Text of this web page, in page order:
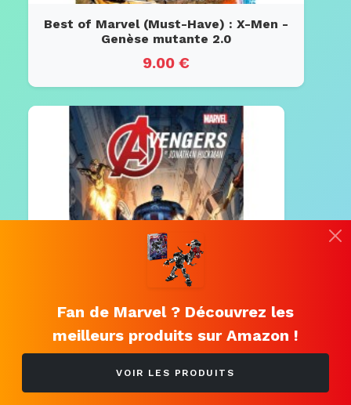
Best of Marvel (Must-Have) : X-Men -
Genèse mutante 2.0
9.00 €
Fan de Marvel ? Découvrez les
meilleurs produits sur Amazon !
VOIR LES PRODUITS